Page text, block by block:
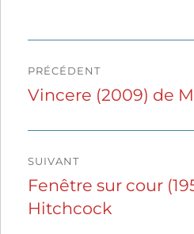
de
PRÉCÉDENT
Publication
Vincere (2009) de
SUIVANT
Publication
suivante :
Fenêtre sur cour
Hitchcock